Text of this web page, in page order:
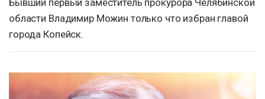
Бывший первый заместитель прокурора Челябинской
области Владимир Можин только что избран главой
города Копейск.